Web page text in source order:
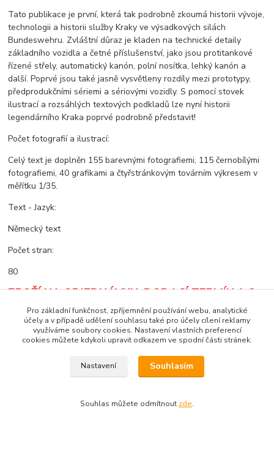
Tato publikace je první, která tak podrobně zkoumá historii vývoje,
technologii a historii služby Kraky ve výsadkových silách
Bundeswehru. Zvláštní důraz je kladen na technické detaily
základního vozidla a četné příslušenství, jako jsou protitankové
řízené střely, automatický kanón, polní nosítka, lehký kanón a
další. Poprvé jsou také jasně vysvětleny rozdíly mezi prototypy,
předprodukčními sériemi a sériovými vozidly. S pomocí stovek
ilustrací a rozsáhlých textových podkladů lze nyní historii
legendárního Kraka poprvé podrobně představit!
Počet fotografií a ilustrací:
Celý text je doplněn 155 barevnými fotografiemi, 115 černobílými
fotografiemi, 40 grafikami a čtyřstránkovým továrním výkresem v
měřítku 1/35.
Text - Jazyk:
Německý text
Počet stran:
80
ZBOŽÍ NA OBJEDNÁVKU. DODACÍ TERMÍN 1-2
MĚSÍCE.DODACÍ PODMÍNKY - POUZE
DOBÍRKA!
Zboží zařazeno v kategoriích
Pro základní funkčnost, zpříjemnění používání webu, analytické
účely a v případě udělení souhlasu také pro účely cílení reklamy
využíváme soubory cookies. Nastavení vlastních preferencí
cookies můžete kdykoli upravit odkazem ve spodní části stránek.
Nastavení Souhlasím
Souhlas můžete odmítnout zde.